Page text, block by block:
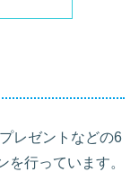
レゼントなどの6
行っています。